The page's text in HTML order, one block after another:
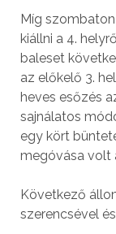
Míg
kiállni a 4.
baleset
az előkelő 3.
heves esőzés
sajnálatos
egy kört
megóvása volt
Következő
szerencsével